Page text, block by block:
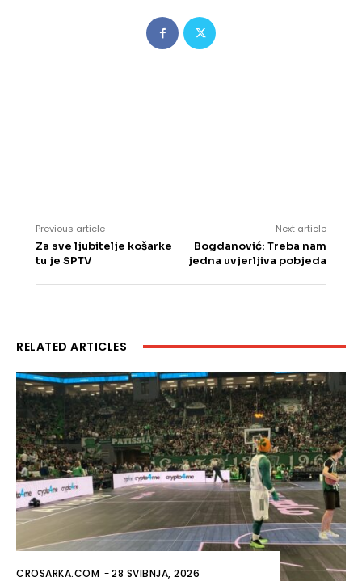
Previous article
Za sve ljubitelje košarke
tu je SPTV
Next article
Bogdanović: Treba nam
jedna uvjerljiva pobjeda
RELATED ARTICLES
CROSARKA.COM -28 SVIBNJA, 2026